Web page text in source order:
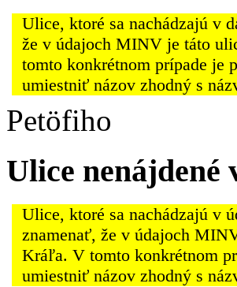
Ulice, ktoré sa nachádzajú v
že v údajoch MINV je táto
tomto konkrétnom prípade je
umiestniť názov zhodný s
Petöfiho
Ulice nenájdené
Ulice, ktoré sa nachádzajú v
znamenať, že v údajoch
Kráľa. V tomto konkrétnom
umiestniť názov zhodný s